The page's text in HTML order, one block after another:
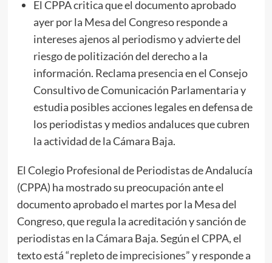
El CPPA critica que el documento aprobado
ayer por la Mesa del Congreso responde a
intereses ajenos al periodismo y advierte del
riesgo de politización del derecho a la
información. Reclama presencia en el Consejo
Consultivo de Comunicación Parlamentaria y
estudia posibles acciones legales en defensa de
los periodistas y medios andaluces que cubren
la actividad de la Cámara Baja.
El Colegio Profesional de Periodistas de Andalucía
(CPPA) ha mostrado su preocupación ante el
documento aprobado el martes por la Mesa del
Congreso, que regula la acreditación y sanción de
periodistas en la Cámara Baja. Según el CPPA, el
texto está “repleto de imprecisiones” y responde a